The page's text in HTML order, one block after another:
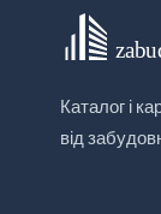
Каталог і
від